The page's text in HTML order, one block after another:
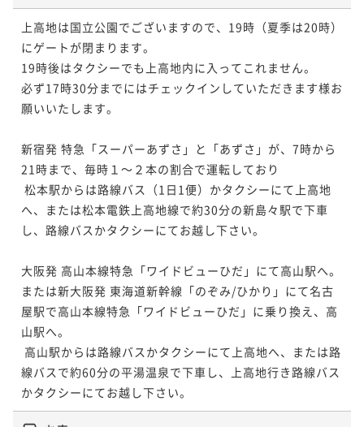
上高地は国立公園でございますので、19時（夏季は20時）
にゲートが閉まります。
19時後はタクシーでも上高地内に入ってこれません。
必ず17時30分までにはチェックインしていただきます様お
願いいたします。
新宿発 特急「スーパーあずさ」と「あずさ」が、7時から
21時まで、毎時１～２本の割合で運転しており
へ、または松本電鉄上高地線で約30分の新島々駅で下車
し、路線バスかタクシーにてお越し下さい。
大阪発 高山本線特急「ワイドビューひだ」にて高山駅へ。
または新大阪発 東海道新幹線「のぞみ/ひかり」にて名古
屋駅で高山本線特急「ワイドビューひだ」に乗り換え、高
山駅へ。
線バスで約60分の平湯温泉で下車し、上高地行き路線バス
かタクシーにてお越し下さい。